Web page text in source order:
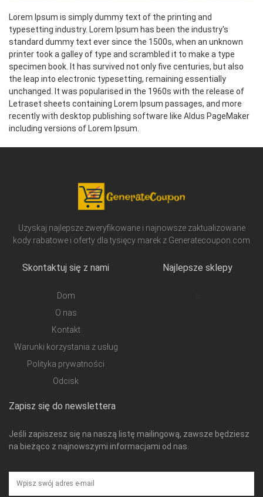
Lorem Ipsum is simply dummy text of the printing and
typesetting industry. Lorem Ipsum has been the industry's
standard dummy text ever since the 1500s, when an unknown
printer took a galley of type and scrambled it to make a type
specimen book. It has survived not only five centuries, but also
the leap into electronic typesetting, remaining essentially
unchanged. It was popularised in the 1960s with the release of
Letraset sheets containing Lorem Ipsum passages, and more
recently with desktop publishing software like Aldus PageMaker
including versions of Lorem Ipsum.
Uzyskaj najlepsze zweryfikowane i najnowsze zaktualizowane
kody rabatowe i oferty dla tysięcy marek z Generatecoupon.com
Skontaktuj się z nami
Dom
O nas
Kontakt
Warunki korzystania z usług
Polityka prywatności
Odcisk
Najlepsze sklepy
Zapisz się do newslettera
Jeśli zapiszesz się na naszą listę mailingową, zawsze będziesz
na bieżąco z najnowszymi informacjami od nas.